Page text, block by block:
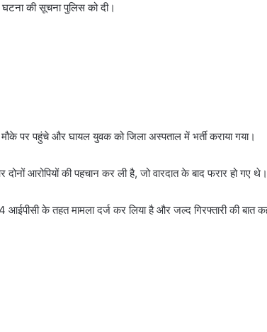
की सूचना पुलिस को दी।
पर पहुंचे और घायल युवक को जिला अस्पताल में भर्ती कराया गया।
आरोपियों की पहचान कर ली है, जो वारदात के बाद फरार हो गए थे।
के तहत मामला दर्ज कर लिया है और जल्द गिरफ्तारी की बात